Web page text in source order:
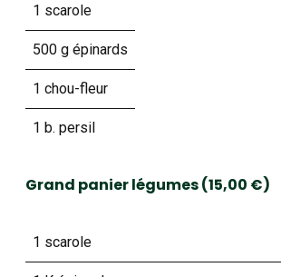
1 scarole
500 g épinards
1 chou-fleur
1 b. persil
Grand panier légumes (15,00 €)
1 scarole